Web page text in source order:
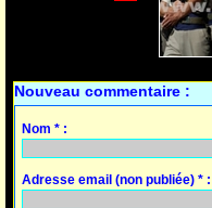
Nouveau commentaire :
Nom * :
Adresse email (non publiée) * :